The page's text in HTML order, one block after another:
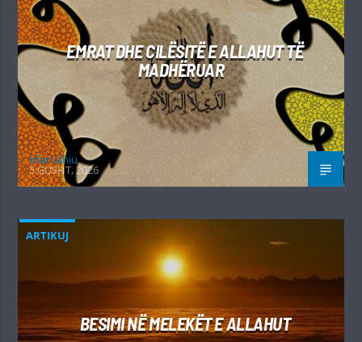
EMRAT DHE CILËSITË E ALLAHUT TË
MADHËRUAR
Irfan Jahiu
5 GUSHT, 2026
ARTIKUJ
BESIMI NË MELEKËT E ALLAHUT